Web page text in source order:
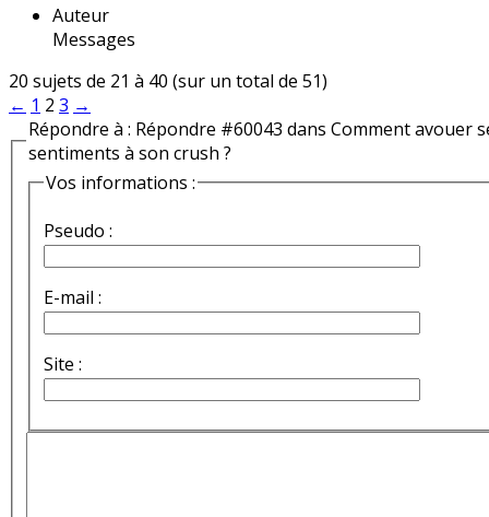
Auteur
Messages
20 sujets de 21 à 40 (sur un total de 51)
← 1 2 3 →
Répondre à : Répondre #60043 dans Comment avouer
sentiments à son crush ?
Vos informations :
Pseudo :
E-mail :
Site :